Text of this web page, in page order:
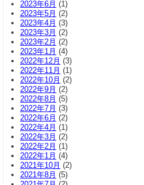
2023年6月 (1)
2023年5月 (2)
2023年4月 (3)
2023年3月 (2)
2023年2月 (2)
2023年1月 (4)
2022年12月 (3)
2022年11月 (1)
2022年10月 (2)
2022年9月 (2)
2022年8月 (5)
2022年7月 (3)
2022年6月 (2)
2022年4月 (1)
2022年3月 (2)
2022年2月 (1)
2022年1月 (4)
2021年10月 (2)
2021年8月 (5)